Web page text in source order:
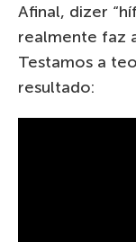
Afinal, dizer
realmente faz
Testamos a
resultado: